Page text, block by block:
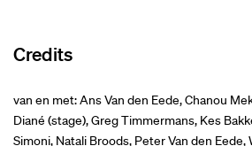
Credits
van en met: Ans Van den Eede, Chanou
Diané (stage), Greg Timmermans, Kes
Simoni, Natali Broods, Peter Van den Eede,